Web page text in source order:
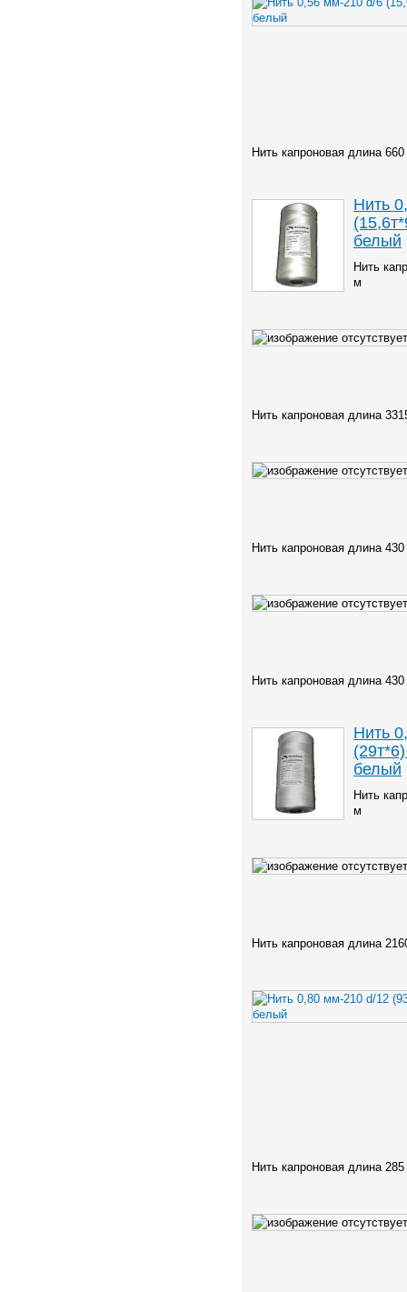
Нить капроновая длина
Нить
белый
Нить
м
Нить капроновая длина
Нить капроновая длина
Нить капроновая длина
Нить
белый
Нить
м
Нить капроновая длина
Нить капроновая длина